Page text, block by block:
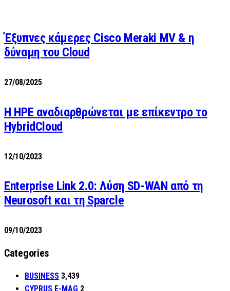
Έξυπνες κάμερες Cisco Meraki MV & η
δύναμη του Cloud
27/08/2025
H HPE αναδιαρθρώνεται με επίκεντρο το
HybridCloud
12/10/2023
Enterprise Link 2.0: Λύση SD-WAN από τη
Neurosoft και τη Sparcle
09/10/2023
Categories
BUSINESS 3,439
CYPRUS E-MAG 2